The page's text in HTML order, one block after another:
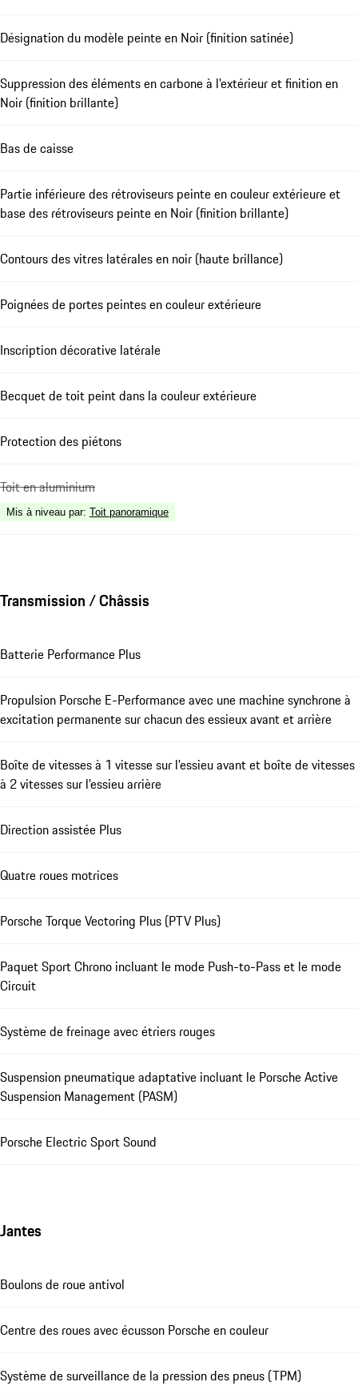
Désignation du modèle peinte en Noir (finition satinée)
Suppression des éléments en carbone à l'extérieur et finition en
Noir (finition brillante)
Bas de caisse
Partie inférieure des rétroviseurs peinte en couleur extérieure et
base des rétroviseurs peinte en Noir (finition brillante)
Contours des vitres latérales en noir (haute brillance)
Poignées de portes peintes en couleur extérieure
Inscription décorative latérale
Becquet de toit peint dans la couleur extérieure
Protection des piétons
Toit en aluminium
Mis à niveau par: Toit panoramique
Transmission / Châssis
Batterie Performance Plus
Propulsion Porsche E-Performance avec une machine synchrone à
excitation permanente sur chacun des essieux avant et arrière
Boîte de vitesses à 1 vitesse sur l'essieu avant et boîte de vitesses
à 2 vitesses sur l'essieu arrière
Direction assistée Plus
Quatre roues motrices
Porsche Torque Vectoring Plus (PTV Plus)
Paquet Sport Chrono incluant le mode Push-to-Pass et le mode
Circuit
Système de freinage avec étriers rouges
Suspension pneumatique adaptative incluant le Porsche Active
Suspension Management (PASM)
Porsche Electric Sport Sound
Jantes
Boulons de roue antivol
Centre des roues avec écusson Porsche en couleur
Système de surveillance de la pression des pneus (TPM)